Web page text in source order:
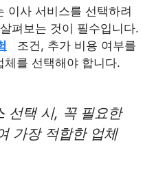
이사 서비스를 선택하려
펴보는 것이 필수입니다.
조건, 추가 비용 여부를
를 선택해야 합니다.
선택 시, 꼭 필요한
가장 적합한 업체